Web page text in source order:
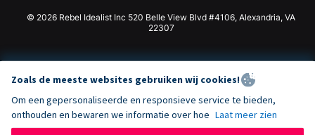
© 2026 Rebel Idealist Inc 520 Belle View Blvd #4106, Alexandria, VA
22307
Zoals de meeste websites gebruiken wij cookies!
Om een gepersonaliseerde en responsieve service te bieden,
onthouden en bewaren we informatie over hoe Laat meer zien